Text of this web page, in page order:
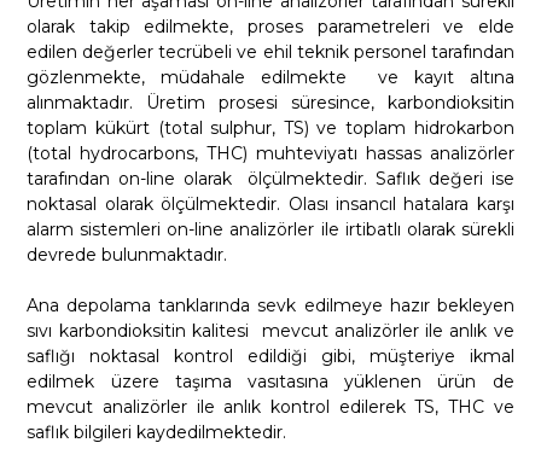
olarak takip edilmekte, proses parametreleri ve elde
edilen değerler tecrübeli ve ehil teknik personel tarafından
gözlenmekte, müdahale edilmekte ve kayıt altına
alınmaktadır. Üretim prosesi süresince, karbondioksitin
toplam kükürt (total sulphur, TS) ve toplam hidrokarbon
(total hydrocarbons, THC) muhteviyatı hassas analizörler
tarafından on-line olarak ölçülmektedir. Saflık değeri ise
noktasal olarak ölçülmektedir. Olası insancıl hatalara karşı
alarm sistemleri on-line analizörler ile irtibatlı olarak sürekli
devrede bulunmaktadır.
Ana depolama tanklarında sevk edilmeye hazır bekleyen
sıvı karbondioksitin kalitesi mevcut analizörler ile anlık ve
saflığı noktasal kontrol edildiği gibi, müşteriye ikmal
edilmek üzere taşıma vasıtasına yüklenen ürün de
mevcut analizörler ile anlık kontrol edilerek TS, THC ve
saflık bilgileri kaydedilmektedir.